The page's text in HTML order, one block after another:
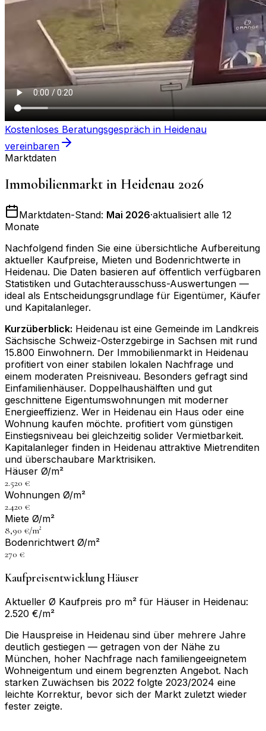
Kostenloses Beratungsgespräch in Heidenau
vereinbaren
Marktdaten
Immobilienmarkt in Heidenau 2026
Marktdaten-Stand: Mai 2026·aktualisiert alle 12
Monate
Nachfolgend finden Sie eine übersichtliche Aufbereitung
aktueller Kaufpreise, Mieten und Bodenrichtwerte in
Heidenau. Die Daten basieren auf öffentlich verfügbaren
Statistiken und Gutachterausschuss-Auswertungen —
ideal als Entscheidungsgrundlage für Eigentümer, Käufer
und Kapitalanleger.
Kurzüberblick: Heidenau ist eine Gemeinde im Landkreis
Sächsische Schweiz-Osterzgebirge in Sachsen mit rund
15.800 Einwohnern. Der Immobilienmarkt in Heidenau
profitiert von einer stabilen lokalen Nachfrage und
einem moderaten Preisniveau. Besonders gefragt sind
Einfamilienhäuser. Doppelhaushälften und gut
geschnittene Eigentumswohnungen mit moderner
Energieeffizienz. Wer in Heidenau ein Haus oder eine
Wohnung kaufen möchte. profitiert vom günstigen
Einstiegsniveau bei gleichzeitig solider Vermietbarkeit.
Kapitalanleger finden in Heidenau attraktive Mietrenditen
und überschaubare Marktrisiken.
Häuser Ø/m²
2.520 €
Wohnungen Ø/m²
2.420 €
Miete Ø/m²
8,90 €/m²
Bodenrichtwert Ø/m²
270 €
Kaufpreisentwicklung Häuser
Aktueller Ø Kaufpreis pro m² für Häuser in Heidenau:
2.520 €/m²
Die Hauspreise in Heidenau sind über mehrere Jahre
deutlich gestiegen — getragen von der Nähe zu
München, hoher Nachfrage nach familiengeeignetem
Wohneigentum und einem begrenzten Angebot. Nach
starken Zuwächsen bis 2022 folgte 2023/2024 eine
leichte Korrektur, bevor sich der Markt zuletzt wieder
fester zeigte.